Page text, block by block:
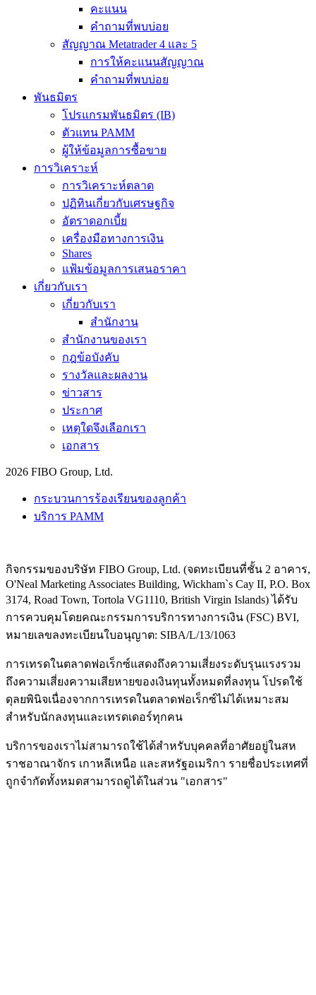
คะแนน
คำถามที่พบบ่อย
สัญญาณ Metatrader 4 และ 5
การให้คะแนนสัญญาณ
คำถามที่พบบ่อย
พันธมิตร
โปรแกรมพันธมิตร (IB)
ตัวแทน PAMM
ผู้ให้ข้อมูลการซื้อขาย
การวิเคราะห์
การวิเคราะห์ตลาด
ปฏิทินเกี่ยวกับเศรษฐกิจ
อัตราดอกเบี้ย
เครื่องมือทางการเงิน
Shares
แฟ้มข้อมูลการเสนอราคา
เกี่ยวกับเรา
เกี่ยวกับเรา
สำนักงาน
สำนักงานของเรา
กฎข้อบังคับ
รางวัลและผลงาน
ข่าวสาร
ประกาศ
เหตุใดจึงเลือกเรา
เอกสาร
2026 FIBO Group, Ltd.
กระบวนการร้องเรียนของลูกค้า
บริการ PAMM
กิจกรรมของบริษัท FIBO Group, Ltd. (จดทะเบียนที่ชั้น 2 อาคาร,
O'Neal Marketing Associates Building, Wickham`s Cay II, P.O. Box
3174, Road Town, Tortola VG1110, British Virgin Islands) ได้รับ
การควบคุมโดยคณะกรรมการบริการทางการเงิน (FSC) BVI,
หมายเลขลงทะเบียนใบอนุญาต: SIBA/L/13/1063
การเทรดในตลาดฟอเร็กซ์แสดงถึงความเสี่ยงระดับรุนแรงรวม
ถึงความเสี่ยงความเสียหายของเงินทุนทั้งหมดที่ลงทุน โปรดใช้
ดุลยพินิจเนื่องจากการเทรดในตลาดฟอเร็กซ์ไม่ได้เหมาะสม
สำหรับนักลงทุนและเทรดเดอร์ทุกคน
บริการของเราไม่สามารถใช้ได้สำหรับบุคคลที่อาศัยอยู่ในสห
ราชอาณาจักร เกาหลีเหนือ และสหรัฐอเมริกา รายชื่อประเทศที่
ถูกจำกัดทั้งหมดสามารถดูได้ในส่วน "เอกสาร"